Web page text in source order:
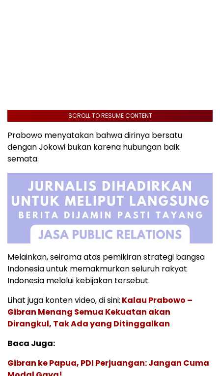
SCROLL TO RESUME CONTENT
Prabowo menyatakan bahwa dirinya bersatu
dengan Jokowi bukan karena hubungan baik
semata.
Melainkan, seirama atas pemikiran strategi bangsa
Indonesia untuk memakmurkan seluruh rakyat
Indonesia melalui kebijakan tersebut.
Lihat juga konten video, di sini: Kalau Prabowo –
Gibran Menang Semua Kekuatan akan
Dirangkul, Tak Ada yang Ditinggalkan
Baca Juga:
Gibran ke Papua, PDI Perjuangan: Jangan Cuma